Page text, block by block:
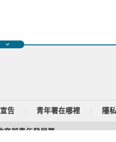
告 青年署在哪裡 隱
育部青年發展署